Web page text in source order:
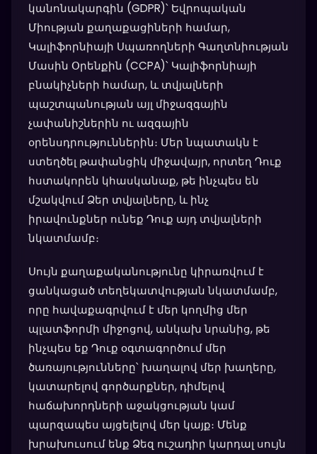
կանոնակարգին (GDPR)՝ Եվրոպական
Միության քաղաքացիների համար,
Կալիֆորնիայի Սպառողների Գաղտնիության
Մասին Օրենքին (CCPA)՝ Կալիֆորնիայի
բնակիչների համար, և տվյալների
պաշտպանության այլ միջազգային
չափանիշներին ու ազգային
օրենսդրություններին։ Մեր նպատակն է
ստեղծել թափանցիկ միջավայր, որտեղ Դուք
հստակորեն կհասկանաք, թե ինչպես են
մշակվում Ձեր տվյալները, և ինչ
իրավունքներ ունեք Դուք այդ տվյալների
նկատմամբ։
Սույն քաղաքականությունը կիրառվում է
ցանկացած տեղեկատվության նկատմամբ,
որը հավաքագրվում է մեր կողմից մեր
պլատֆորմի միջոցով, անկախ նրանից, թե
ինչպես եք Դուք օգտագործում մեր
ծառայությունները՝ խաղալով մեր խաղերը,
կատարելով գործարքներ, դիմելով
հաճախորդների աջակցության կամ
պարզապես այցելելով մեր կայք։ Մենք
խրախուսում ենք Ձեզ ուշադիր կարդալ սույն